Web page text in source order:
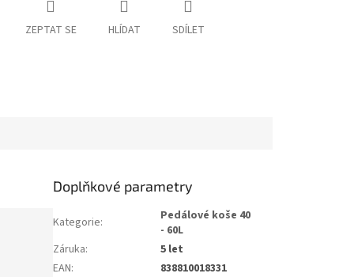
ZEPTAT SE HLÍDAT SDÍLET
Doplňkové parametry
Kategorie:
Pedálové koše 40
- 60L
Záruka:
5 let
EAN:
838810018331